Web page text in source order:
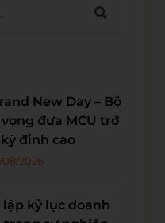
New Day – Bộ
đưa MCU trở
đỉnh cao
2026
lập kỷ lục doanh